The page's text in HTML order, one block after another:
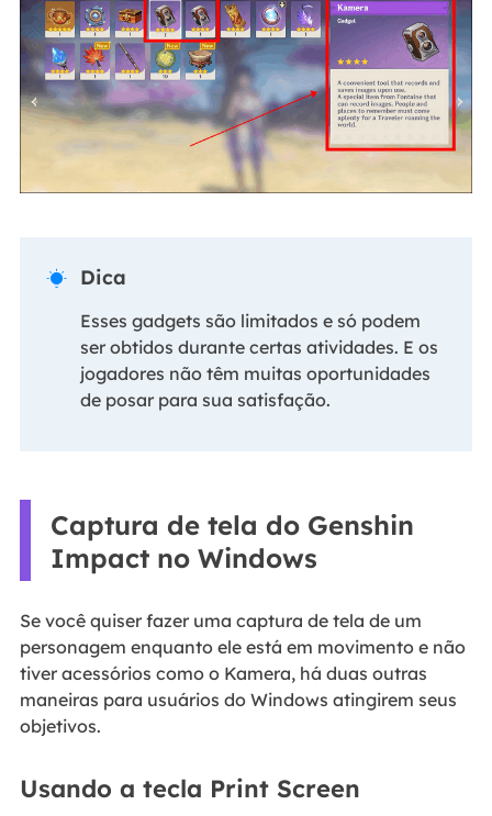
 Dica
Esses gadgets são limitados e só podem
ser obtidos durante certas atividades. E os
jogadores não têm muitas oportunidades
de posar para sua satisfação.
Captura de tela do Genshin
Impact no Windows
Se você quiser fazer uma captura de tela de um
personagem enquanto ele está em movimento e não
tiver acessórios como o Kamera, há duas outras
maneiras para usuários do Windows atingirem seus
objetivos.
Usando a tecla Print Screen